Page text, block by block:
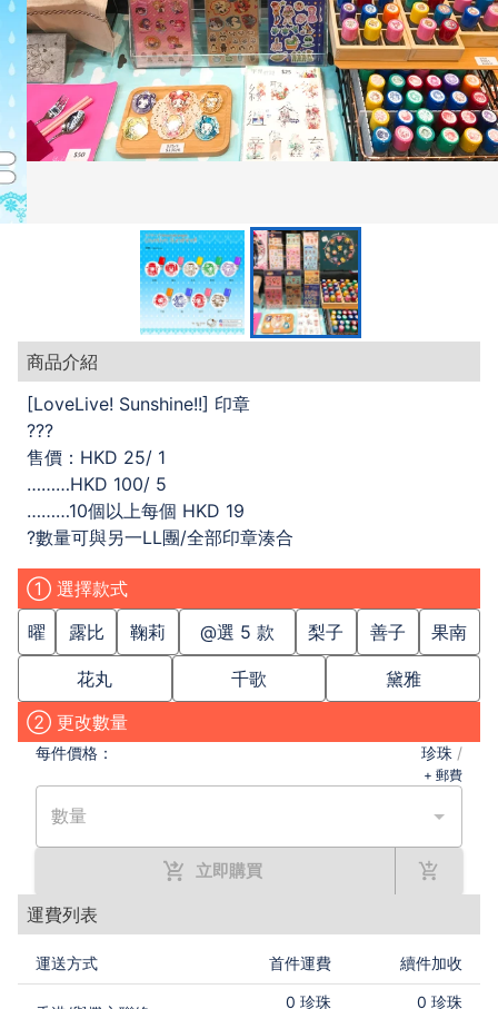
商品介紹
[LoveLive! Sunshine!!] 印章
???
售價：HKD 25/ 1
………HKD 100/ 5
………10個以上每個 HKD 19
?數量可與另一LL團/全部印章湊合
① 選擇款式
曜
露比 鞠莉 @選 5 款 梨子 善子 果南
花丸 千歌
黛雅
② 更改數量
每件價格： 珍珠 /
+ 郵費
數量
立即購買
運費列表
運送方式 首件運費 續件加收
0 珍珠 0 珍珠